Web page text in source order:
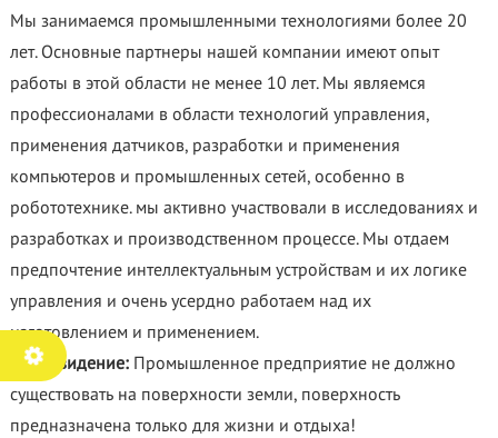
Мы занимаемся промышленными технологиями более 20
лет. Основные партнеры нашей компании имеют опыт
работы в этой области не менее 10 лет. Мы являемся
профессионалами в области технологий управления,
применения датчиков, разработки и применения
компьютеров и промышленных сетей, особенно в
робототехнике. мы активно участвовали в исследованиях и
разработках и производственном процессе. Мы отдаем
предпочтение интеллектуальным устройствам и их логике
управления и очень усердно работаем над их
изготовлением и применением.
Наше видение: Промышленное предприятие не должно
существовать на поверхности земли, поверхность
предназначена только для жизни и отдыха!